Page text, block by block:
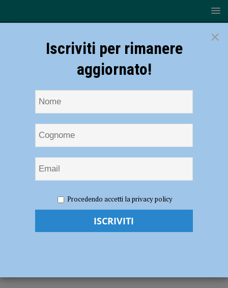
Sant’Isidoro apre le porte all’arte, il 7 maggio “Colleg(hiamoci)
Festival”
Il Collegio Sant’Isidoro apre le porte
×
Iscriviti per rimanere
aggiornato!
Procedendo accetti la privacy policy